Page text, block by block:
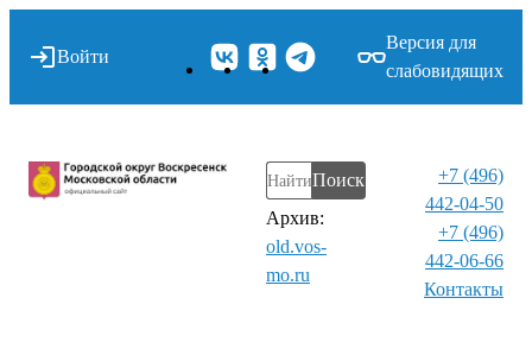
Войти
Версия для
слабовидящих
Поиск
Архив:
old.vos-
mo.ru
+7 (496)
442-04-50
+7 (496)
442-06-66
Контакты⁠